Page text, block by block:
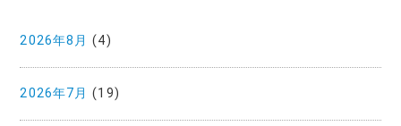
2026年8月 (4)
2026年7月 (19)